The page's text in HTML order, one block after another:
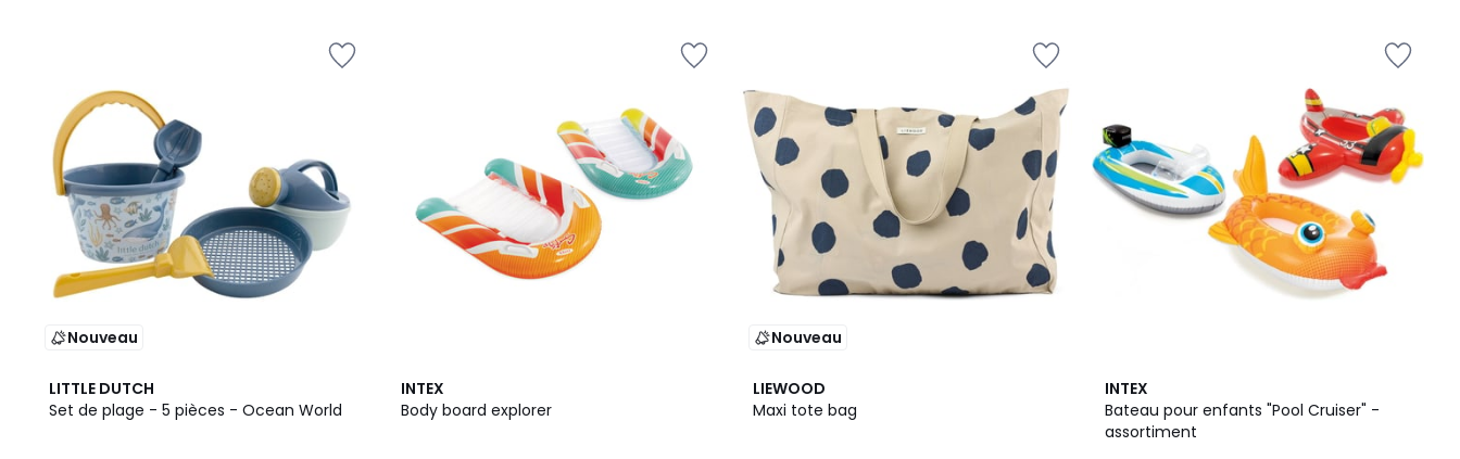
Nouveau
LITTLE DUTCH
Set de plage - 5 pièces - Ocean World
INTEX
Body board explorer
Nouveau
LIEWOOD
Maxi tote bag
INTEX
Bateau pour enfants "Pool Cruiser" -
assortiment